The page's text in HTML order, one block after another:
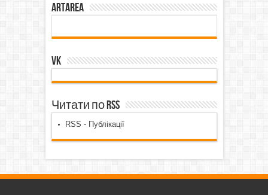
ArtArea
VK
Читати по RSS
RSS - Публікації